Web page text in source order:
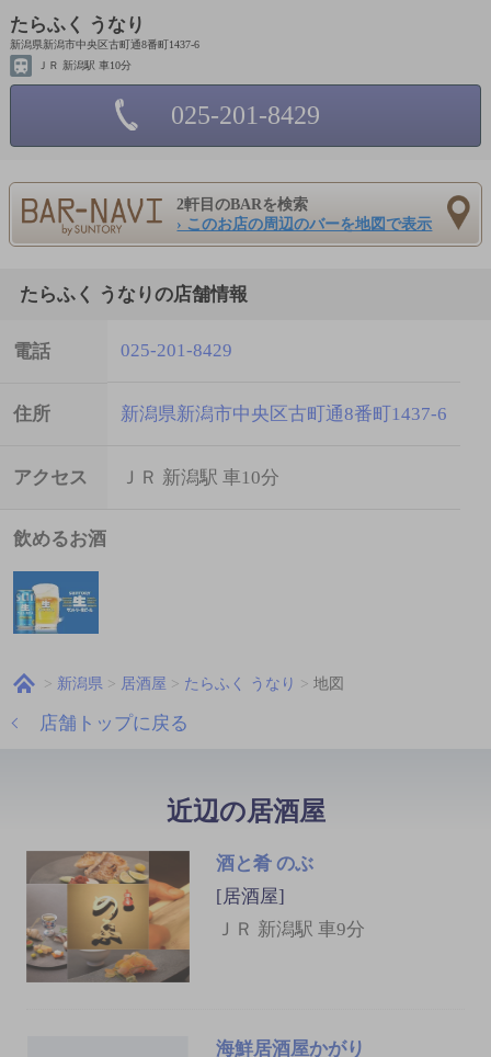
たらふく うなり
新潟県新潟市中央区古町通8番町1437-6
ＪＲ 新潟駅 車10分
025-201-8429
2軒目のBARを検索
› このお店の周辺のバーを地図で表示
たらふく うなりの店舗情報
電話 025-201-8429
住所 新潟県新潟市中央区古町通8番町1437-6
アクセス ＪＲ 新潟駅 車10分
飲めるお酒
新潟県 居酒屋 たらふく うなり 地図
店舗トップに戻る
近辺の居酒屋
酒と肴 のぶ
[居酒屋]
ＪＲ 新潟駅 車9分
海鮮居酒屋かがり